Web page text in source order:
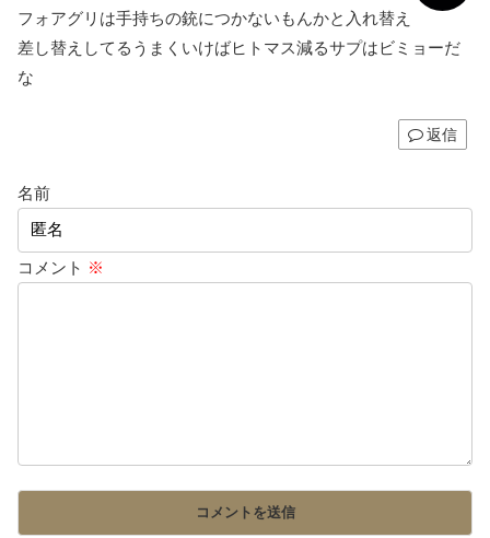
フォアグリは手持ちの銃につかないもんかと入れ替え
差し替えしてるうまくいけばヒトマス減るサプはビミョーだ
な
返信
名前
コメント ※